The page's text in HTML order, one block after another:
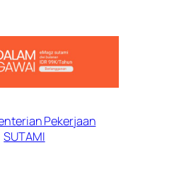
Pekerjaan
SUTAMI